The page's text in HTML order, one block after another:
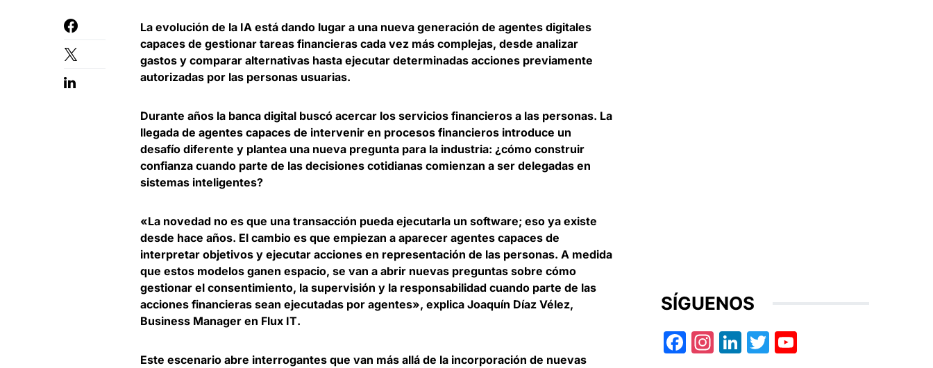
La evolución de la IA está dando lugar a una nueva generación de agentes digitales
capaces de gestionar tareas financieras cada vez más complejas, desde analizar
gastos y comparar alternativas hasta ejecutar determinadas acciones previamente
autorizadas por las personas usuarias.
Durante años la banca digital buscó acercar los servicios financieros a las personas. La
llegada de agentes capaces de intervenir en procesos financieros introduce un
desafío diferente y plantea una nueva pregunta para la industria: ¿cómo construir
confianza cuando parte de las decisiones cotidianas comienzan a ser delegadas en
sistemas inteligentes?
«La novedad no es que una transacción pueda ejecutarla un software; eso ya existe
desde hace años. El cambio es que empiezan a aparecer agentes capaces de
interpretar objetivos y ejecutar acciones en representación de las personas. A medida
que estos modelos ganen espacio, se van a abrir nuevas preguntas sobre cómo
gestionar el consentimiento, la supervisión y la responsabilidad cuando parte de las
acciones financieras sean ejecutadas por agentes», explica Joaquín Díaz Vélez,
Business Manager en Flux IT.
Este escenario abre interrogantes que van más allá de la incorporación de nuevas
SÍGUENOS
Facebook
Instagram
LinkedIn
Twitter